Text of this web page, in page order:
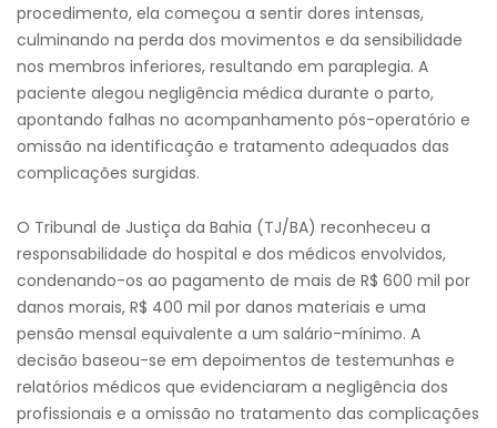
procedimento, ela começou a sentir dores intensas,
culminando na perda dos movimentos e da sensibilidade
nos membros inferiores, resultando em paraplegia. A
paciente alegou negligência médica durante o parto,
apontando falhas no acompanhamento pós-operatório e
omissão na identificação e tratamento adequados das
complicações surgidas.​
O Tribunal de Justiça da Bahia (TJ/BA) reconheceu a
responsabilidade do hospital e dos médicos envolvidos,
condenando-os ao pagamento de mais de R$ 600 mil por
danos morais, R$ 400 mil por danos materiais e uma
pensão mensal equivalente a um salário-mínimo. A
decisão baseou-se em depoimentos de testemunhas e
relatórios médicos que evidenciaram a negligência dos
profissionais e a omissão no tratamento das complicações